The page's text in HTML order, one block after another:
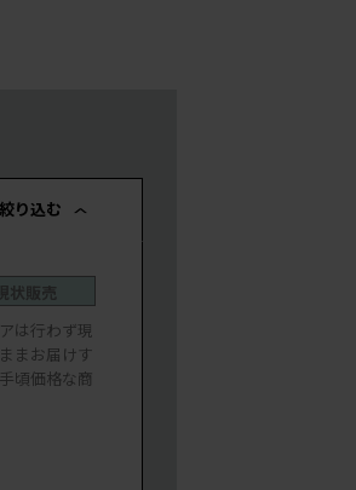
り込む
状販売
は行わず現
まお届けす
頃価格な商